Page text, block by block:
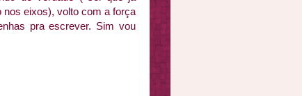
nos eixos), volto com a força
pra escrever. Sim vou